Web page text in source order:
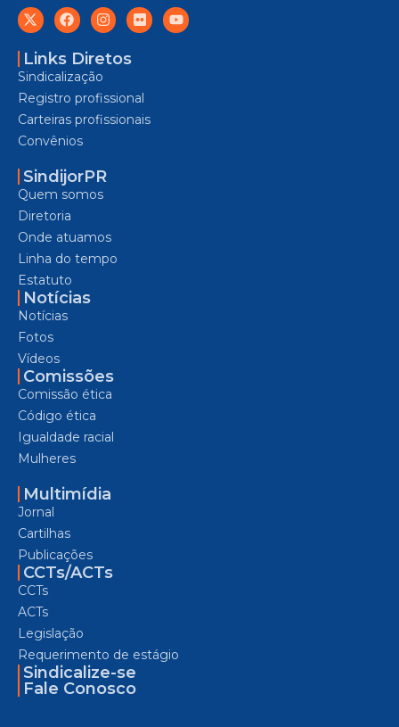
Links Diretos
Sindicalização
Registro profissional
Carteiras profissionais
Convênios
SindijorPR
Quem somos
Diretoria
Onde atuamos
Linha do tempo
Estatuto
Notícias
Notícias
Fotos
Vídeos
Comissões
Comissão ética
Código ética
Igualdade racial
Mulheres
Multimídia
Jornal
Cartilhas
Publicações
CCTs/ACTs
CCTs
ACTs
Legislação
Requerimento de estágio
Sindicalize-se
Fale Conosco